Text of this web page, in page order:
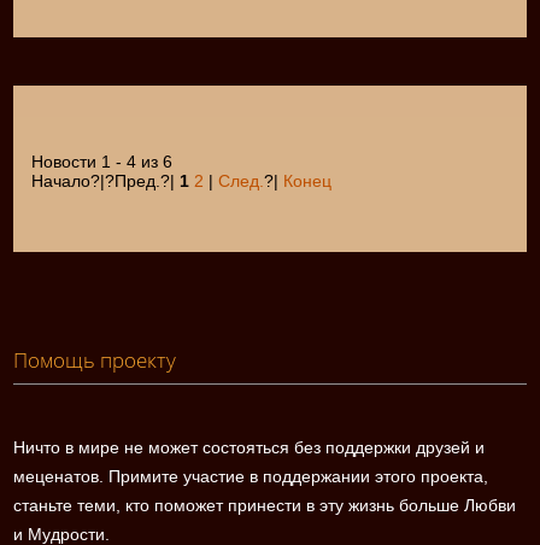
Новости 1 - 4 из 6
Начало?|?Пред.?| 1 2 |След.?| Конец
Помощь проекту
Ничто в мире не может состояться без поддержки друзей и
меценатов. Примите участие в поддержании этого проекта,
станьте теми, кто поможет принести в эту жизнь больше Любви
и Мудрости.